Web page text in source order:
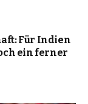
Für Indien
ein ferner